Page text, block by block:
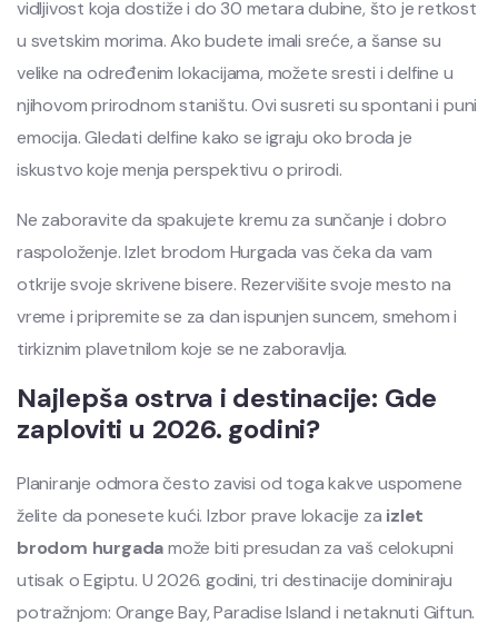
vidljivost koja dostiže i do 30 metara dubine, što je retkost
u svetskim morima. Ako budete imali sreće, a šanse su
velike na određenim lokacijama, možete sresti i delfine u
njihovom prirodnom staništu. Ovi susreti su spontani i puni
emocija. Gledati delfine kako se igraju oko broda je
iskustvo koje menja perspektivu o prirodi.
Ne zaboravite da spakujete kremu za sunčanje i dobro
raspoloženje. Izlet brodom Hurgada vas čeka da vam
otkrije svoje skrivene bisere. Rezervišite svoje mesto na
vreme i pripremite se za dan ispunjen suncem, smehom i
tirkiznim plavetnilom koje se ne zaboravlja.
Najlepša ostrva i destinacije: Gde
zaploviti u 2026. godini?
Planiranje odmora često zavisi od toga kakve uspomene
želite da ponesete kući. Izbor prave lokacije za izlet
brodom hurgadamože biti presudan za vaš celokupni
utisak o Egiptu. U 2026. godini, tri destinacije dominiraju
potražnjom: Orange Bay, Paradise Island i netaknuti Giftun.